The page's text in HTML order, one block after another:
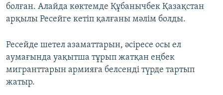
болған. Алайда көктемде Құбанычбек Қазақстан
арқылы Ресейге кетіп қалғаны мәлім болды.
Ресейде шетел азаматтарын, әсіресе осы ел
аумағында уақытша тұрып жатқан еңбек
мигранттарын армияға белсенді түрде тартып
жатыр.